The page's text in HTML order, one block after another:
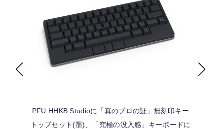
公式ストア
FOLLOW US
PFU HHKB Studioに「真のプロの証」無刻印キー
トップセット(墨)、「究極の没入感」キーボードに